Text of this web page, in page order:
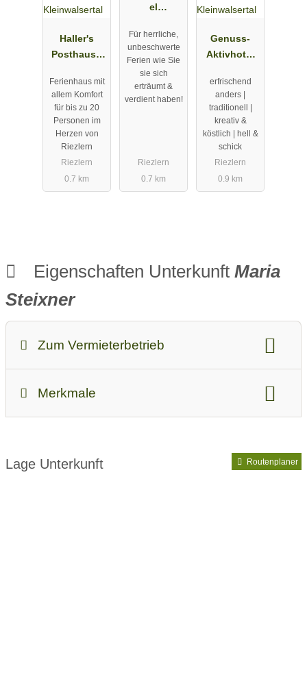
Haller's
Posthaus -
in Riezlern
Kleinwalsert
al
Ferienhaus mit
allem Komfort
für bis zu 20
Personen im
Herzen von
Riezlern
Riezlern
0.7 km
el
al in Riezlern
Für herrliche,
unbeschwerte
Ferien wie Sie
sie sich
erträumt &
verdient haben!
Riezlern
0.7 km
Genuss-
Aktivhotel
in Riezlern
Kleinwalsert
al
erfrischend
anders |
traditionell |
kreativ &
köstlich | hell &
schick
Riezlern
0.9 km
Eigenschaften Unterkunft Maria
Steixner
Zum Vermieterbetrieb
Merkmale
Lage Unterkunft Routenplaner